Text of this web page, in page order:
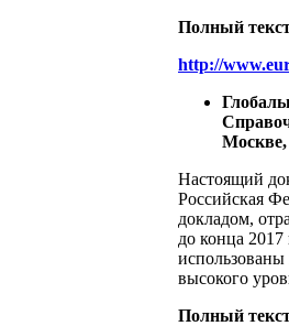
Полный
http://
Москве,
Настоящий
Российская
докладом,
до конца
высокого
Полный